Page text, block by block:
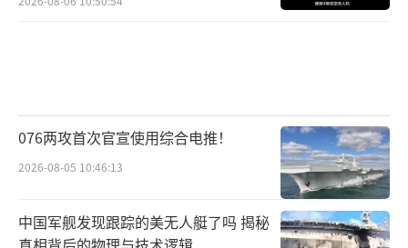
女性。
蒋亚玲认为，梅耶·马斯克很快就会在中
国推出自己的品牌，很可能与健康或健身有
关，“继续利用她和马斯克在中国的知名度赚
076两攻首次官宣使用综合电推！
2026-08-05 10:46:13
中国军舰发现跟踪的美无人艇了吗 揭秘